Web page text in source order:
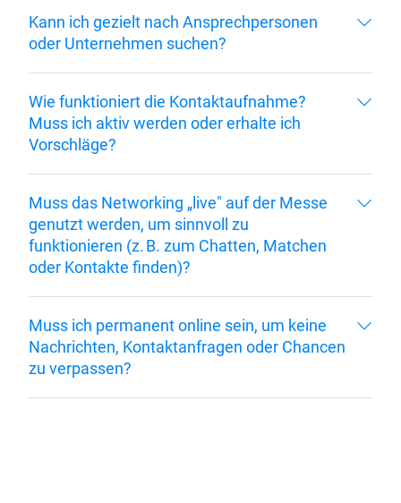
Kann ich gezielt nach Ansprechpersonen
oder Unternehmen suchen?
Wie funktioniert die Kontaktaufnahme?
Muss ich aktiv werden oder erhalte ich
Vorschläge?
Muss das Networking „live" auf der Messe
genutzt werden, um sinnvoll zu
funktionieren (z. B. zum Chatten, Matchen
oder Kontakte finden)?
Muss ich permanent online sein, um keine
Nachrichten, Kontaktanfragen oder Chancen
zu verpassen?